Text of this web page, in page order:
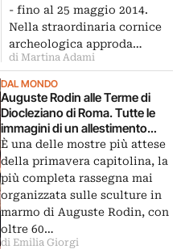
- fino al 25 maggio 2014.
Nella straordinaria cornice
archeologica approda…
di Martina Adami
DAL MONDO
Auguste Rodin alle Terme di
Diocleziano di Roma. Tutte le
immagini di un allestimento
unico per la più grande mostra
mai dedicata ai marmi dello
scultore
È una delle mostre più attese
della primavera capitolina, la
più completa rassegna mai
organizzata sulle sculture in
marmo di Auguste Rodin, con
oltre 60…
di Emilia Giorgi